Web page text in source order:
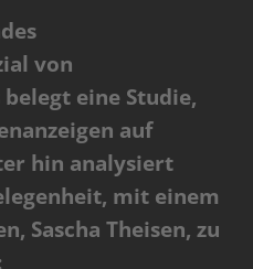
von
eine Studie,
auf
hin analysiert
mit einem
Sascha Theisen, zu